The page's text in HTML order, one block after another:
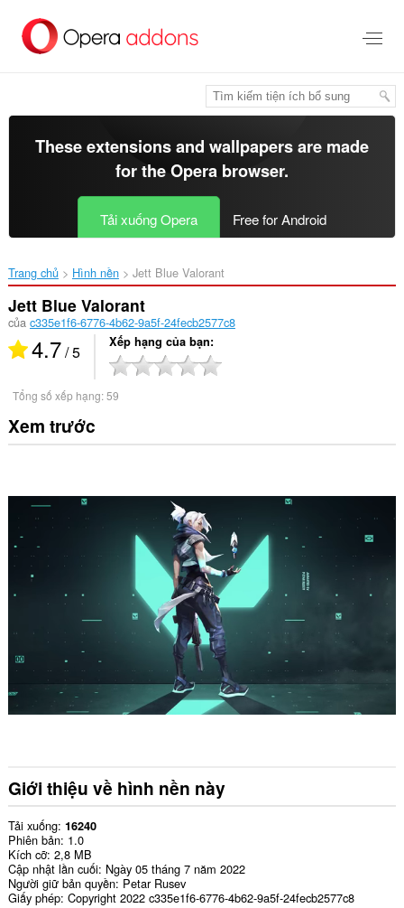
đến
These extensions and wallpapers are made
for theOpera browser.
Tải xuống Opera Free for Android
Trang chủ Hình nền Jett Blue Valorant‎
Jett Blue Valorant
của c335e1f6-6776-4b62-9a5f-24fecb2577c8
4.7/ 5 Xếp hạng của bạn
Tổng số xếp hạng:59
Xem trước
Giới thiệu về hình nền này
Tải xuống 16240
Phiên bản 1.0
Kích cỡ 2,8 MB
Cập nhật lần cuối Ngày 05 tháng 7 năm 2022
Người giữ bản quyền Petar Rusev
Giấy phép Copyright 2022 c335e1f6-6776-4b62-9a5f-24fecb2577c8